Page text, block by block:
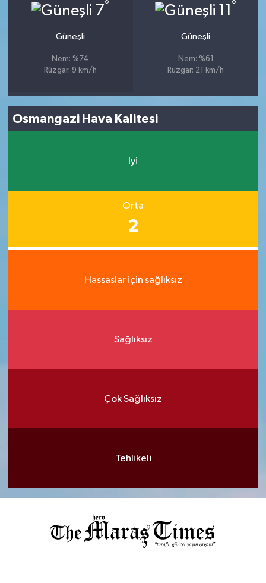
7°
Güneşli
Nem: %74
Rüzgar: 9 km/h
11 °
Güneşli
Nem: %61
Rüzgar: 21 km/h
Osmangazi Hava Kalitesi
İyi
Orta
2
Hassaslar için sağlıksız
Sağlıksız
Çok Sağlıksız
Tehlikeli